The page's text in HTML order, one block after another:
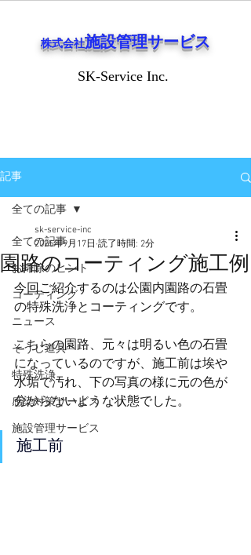
株式会社施設管理サービス
SK-Service Inc.
SK-Service Inc.
記事
全ての記事
お掃除のヒント
コーティング
ニュース
そうじ道具
特殊洗浄
感染対策サービス
施設管理サービス
全ての記事
園路のコーティング施工例
sk-service-inc
2025年9月17日 読了時間: 2分
今回ご紹介するのは公園内園路の石畳
の特殊洗浄とコーティングです。
こちらの園路、元々は明るい色の石畳
になっているのですが、施工前は埃や
水垢で汚れ、下の写真の様に元の色が
分からないような状態でした。
施工前​